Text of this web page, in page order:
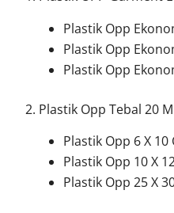
Plastik Opp
Plastik Opp
Plastik Opp
2. Plastik Opp Tebal 20
Plastik Opp 6 X 10
Plastik Opp 10 X
Plastik Opp 25 X